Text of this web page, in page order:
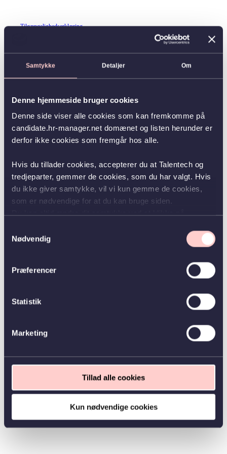
Samtykke Detaljer Om
Denne hjemmeside bruger cookies
Denne side viser alle cookies som kan fremkomme på
candidate.hr-manager.net domænet og listen herunder er
derfor ikke cookies som fremgår hos alle.
Hvis du tillader cookies, accepterer du at Talentech og
tredjeparter, gemmer de cookies, som du har valgt. Hvis
du ikke giver samtykke, vil vi kun gemme de cookies,
som er nødvendige for at du kan bruge siden.
Nødvendig
Præferencer
Statistik
Marketing
Tillad alle cookies
Kun nødvendige cookies
Tilgængelighedserklæring